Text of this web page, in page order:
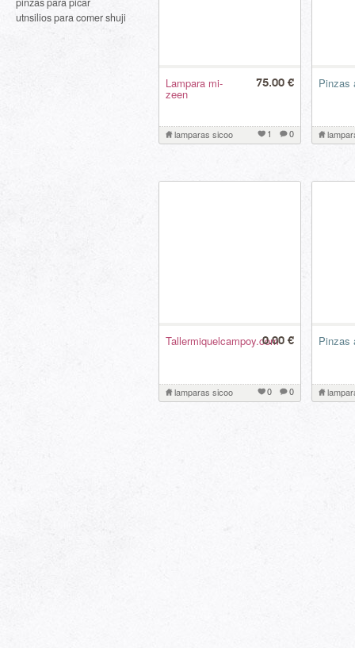
utnsilios para comer shuji
Lampara mi-
zeen
75.00 €
lamparas sicoo 1 0
Pinzas
Tallermiquelcampoy.com0.00 €
lamparas sicoo 0 0
Pinzas